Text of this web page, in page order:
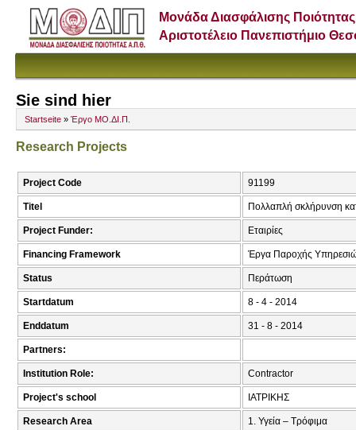
Μονάδα Διασφάλισης Ποιότητας
Αριστοτέλειο Πανεπιστήμιο
Sie sind hier
Startseite » Έργο ΜΟ.ΔΙ.Π.
Research Projects
Project Code 91199
Titel Πολλαπλή σκλήρυνση
Project Funder: Εταιρίες
Financing Framework Έργα Παροχής
Status Περάτωση
Startdatum 8 - 4 - 2014
Enddatum 31 - 8 - 2014
Partners:
Institution Role: Contractor
Project's school ΙΑΤΡΙΚΗΣ
Research Area 1. Υγεία – Τρόφιμα